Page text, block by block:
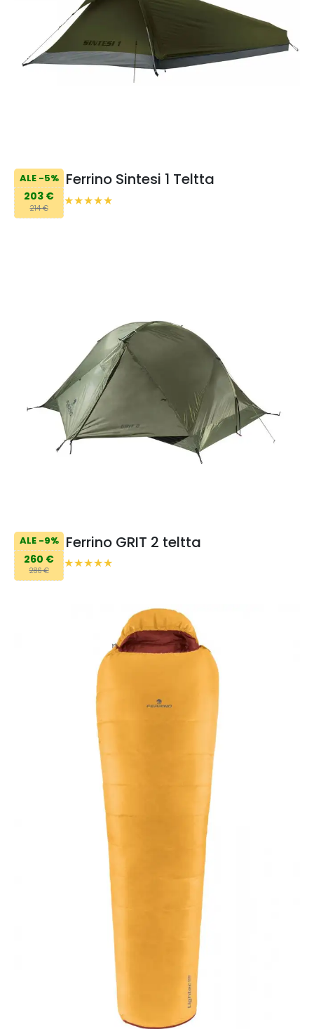
ALE -5%
203 €
214 €
Ferrino Sintesi 1 Teltta
ALE -9%
260 €
286 €
Ferrino GRIT 2 teltta